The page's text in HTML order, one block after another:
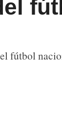
fútbol